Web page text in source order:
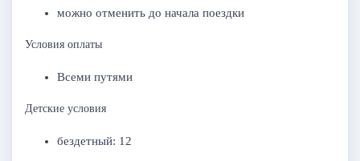
можно отменить до начала поездки
Условия оплаты
Всеми путями
Детские условия
бездетный: 12